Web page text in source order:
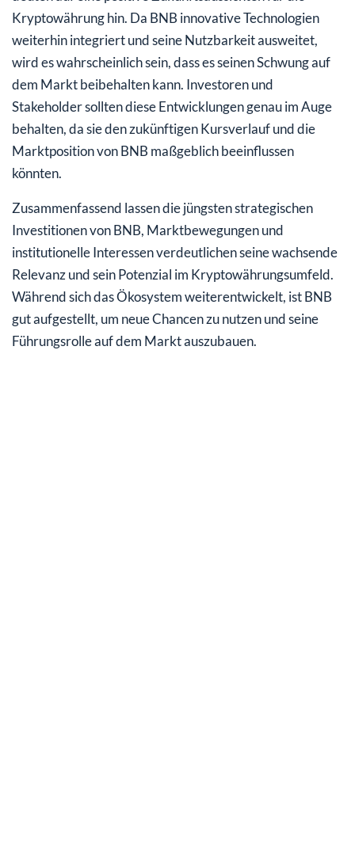
Kryptowährung hin. Da BNB innovative Technologien
weiterhin integriert und seine Nutzbarkeit ausweitet,
wird es wahrscheinlich sein, dass es seinen Schwung auf
dem Markt beibehalten kann. Investoren und
Stakeholder sollten diese Entwicklungen genau im Auge
behalten, da sie den zukünftigen Kursverlauf und die
Marktposition von BNB maßgeblich beeinflussen
könnten.
Zusammenfassend lassen die jüngsten strategischen
Investitionen von BNB, Marktbewegungen und
institutionelle Interessen verdeutlichen seine wachsende
Relevanz und sein Potenzial im Kryptowährungsumfeld.
Während sich das Ökosystem weiterentwickelt, ist BNB
gut aufgestellt, um neue Chancen zu nutzen und seine
Führungsrolle auf dem Markt auszubauen.